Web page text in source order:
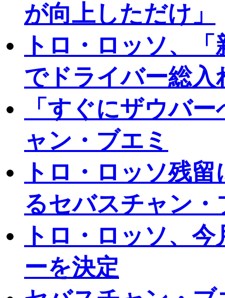
が向上しただけ」
トロ・ロッソ、
でドライバー総入
「すぐにザウバ
ャン・ブエミ
トロ・ロッソ残
るセバスチャン・
トロ・ロッソ、
ーを決定